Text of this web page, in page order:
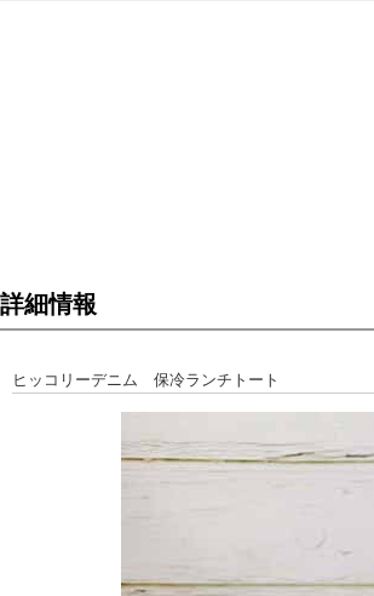
詳細情報
ヒッコリーデニム 保冷ランチトート